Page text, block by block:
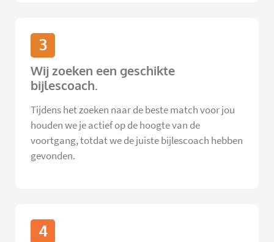
3
Wij zoeken een geschikte
bijlescoach.
Tijdens het zoeken naar de beste match voor jou
houden we je actief op de hoogte van de
voortgang, totdat we de juiste bijlescoach hebben
gevonden.
4